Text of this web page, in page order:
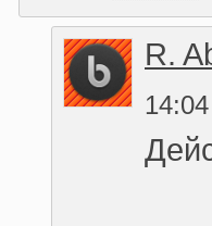
R.
14:04